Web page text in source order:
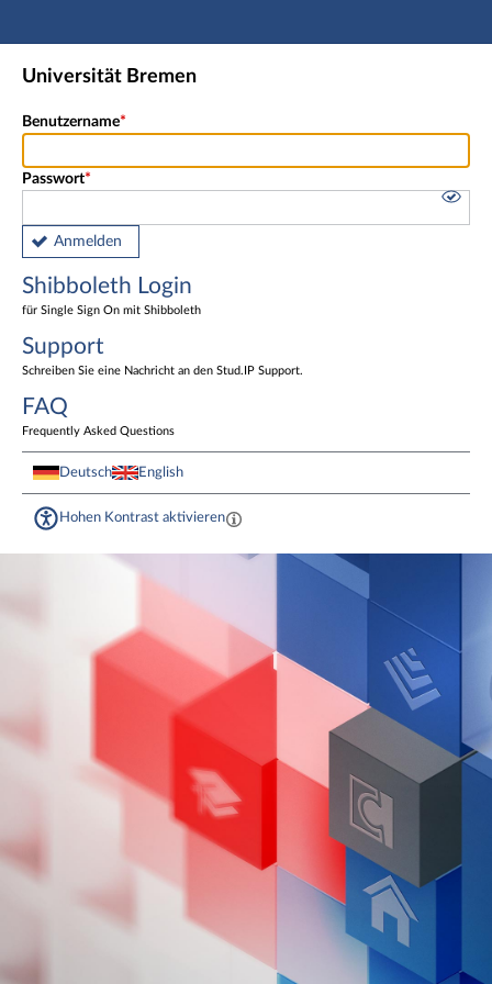
Hauptnavigation
Shibboleth Login
Universität Bremen
Benutzername
Passwort
Anmelden
Shibboleth Login
für Single Sign On mit Shibboleth
Support
Schreiben Sie eine Nachricht an den Stud.IP Support.
FAQ
Frequently Asked Questions
Deutsch English
Hohen Kontrast aktivieren